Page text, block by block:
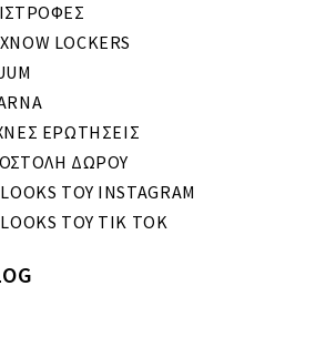
LOCKERS
ΕΡΩΤΗΣΕΙΣ
ΔΩΡΟΥ
ΤΟΥ INSTAGRAM
ΤΟΥ TIK TOK